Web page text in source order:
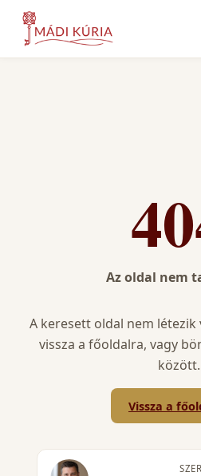
Az oldal nem
A keresett oldal nem létezik
vissza a főoldalra, vagy
között.
Vissza a